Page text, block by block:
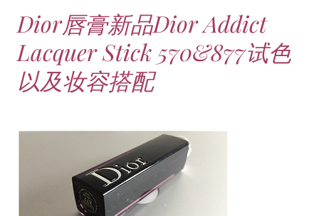
Dior唇膏新品Dior Addict
Lacquer Stick 570&877试色
以及妆容搭配